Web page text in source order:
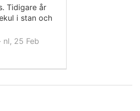
Tidigare år
i stan och
nl, 25 Feb